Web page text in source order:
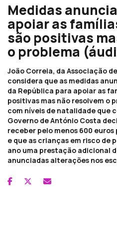
Medidas
apoiar as
são positivas
o problema
João Correia, da Associação
considera que as medidas
da República para apoiar as
positivas mas não resolvem o
com níveis de natalidade que
Governo de António Costa
receber pelo menos 600
e que as crianças em risco
ano uma prestação adicional
anunciadas alterações nos